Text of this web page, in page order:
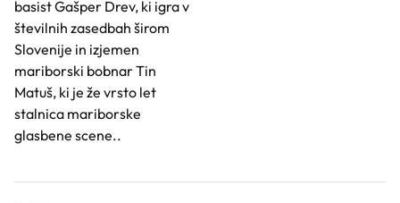
basist Gašper Drev, ki igra v
številnih zasedbah širom
Slovenije in izjemen
mariborski bobnar Tin
Matuš, ki je že vrsto let
stalnica mariborske
glasbene scene..